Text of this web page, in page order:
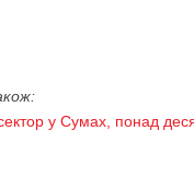
у Сумах, понад